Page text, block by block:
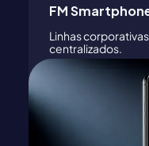
FM
Linhas
centralizados.